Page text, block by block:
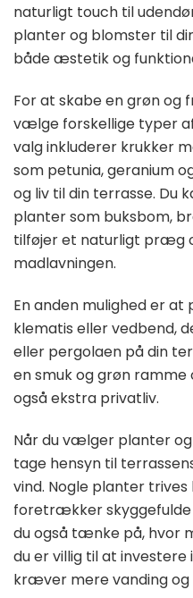
naturligt touch til
planter og blomster til
både æstetik og
For at skabe en grøn og
vælge forskellige typer
valg inkluderer krukker
som petunia, geranium
og liv til din terrasse. Du
planter som buksbom,
tilføjer et naturligt præg
madlavningen.
En anden mulighed er
klematis eller vedbend,
eller pergolaen på din
en smuk og grøn
også ekstra privatliv.
Når du vælger planter
tage hensyn til
vind. Nogle planter
foretrækker skyggefulde
du også tænke på, hvor
du er villig til at
kræver mere vanding og